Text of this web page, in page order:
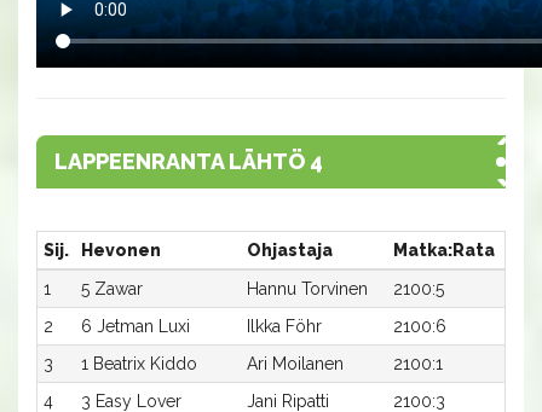
LAPPEENRANTA LÄHTÖ 4
Sij. Hevonen Ohjastaja Matka:Rata
1
5 Zawar Hannu Torvinen 2100:5
2
6 Jetman Luxi Ilkka Föhr 2100:6
3
1 Beatrix Kiddo Ari Moilanen 2100:1
4
3 Easy Lover Jani Ripatti 2100:3